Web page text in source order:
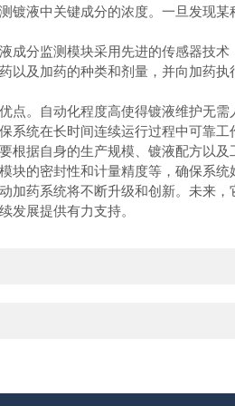
液中关键成分的浓度。一旦发现
分监测模块采用先进的传感器技术
及加药的种类和剂量，并向加药
。自动化程度高使得镀液维护无需
统在长时间连续运行过程中可靠工
据自身的生产规模、镀液配方以及
的密封性和计量精度等，确保系统
系统将不断升级和创新。未来，
发展提供有力支持。